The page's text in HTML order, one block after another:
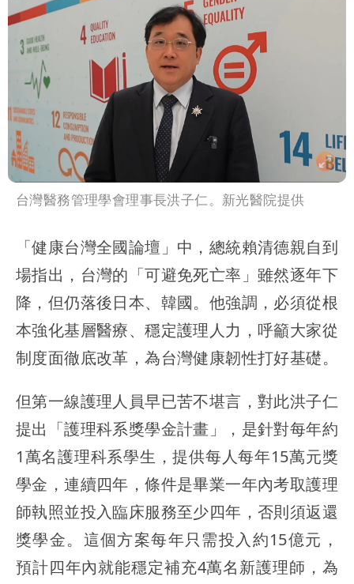
台灣醫務管理學會理事長洪子仁。新光醫院提供
「健康台灣全國論壇」中，總統賴清德親自到
場指出，台灣的「可避免死亡率」雖然逐年下
降，但仍落後日本、韓國。他強調，必須從根
本強化基層醫療、穩定護理人力，呼籲大家從
制度面徹底改革，為台灣健康韌性打好基礎。
但第一線護理人員早已苦不堪言，對此洪子仁
提出「護理科系獎學金計畫」，是針對每年約
1萬名護理科系學生，提供每人每年15萬元獎
學金，連續四年，條件是畢業一年內考取護理
師執照並投入臨床服務至少四年，否則須返還
獎學金。這個方案每年只需投入約15億元，
預計四年內就能穩定補充4萬名新護理師，為